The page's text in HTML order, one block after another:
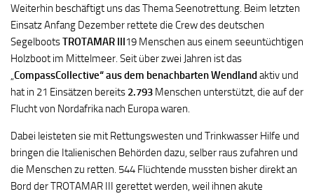
Weiterhin beschäftigt uns das Thema Seenotrettung. Beim letzten
Einsatz Anfang Dezember rettete die Crew des deutschen
SegelbootsTROTAMAR III
19 Menschen aus einem seeuntüchtigen
Holzboot im Mittelmeer. Seit über zwei Jahren ist das
„CompassCollective“ aus dem benachbarten Wendland aktiv und
hat in 21 Einsätzen bereits 2.793 Menschen unterstützt, die auf der
Flucht von Nordafrika nach Europa waren.
Dabei leisteten sie mit Rettungswesten und Trinkwasser Hilfe und
bringen die Italienischen Behörden dazu, selber raus zufahren und
die Menschen zu retten. 544 Flüchtende mussten bisher direkt an
Bord der TROTAMAR III gerettet werden, weil ihnen akute